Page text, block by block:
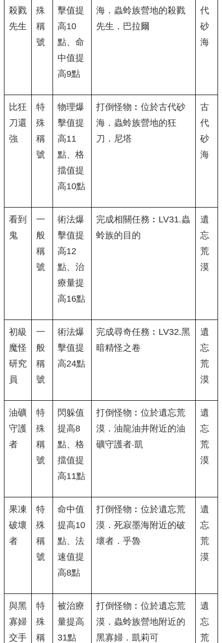
殺戮
先生
殊
稱
號
擊值提
高10
點、命
中值提
高9點
海．蟲蛉族營地的殺戮
先生．巴拉爾
代
砂
海
比狂
刀還
強
特
殊
稱
號
物理爆
擊值提
高11
點、格
擋值提
高10點
打倒怪物︰位於古代砂
海．蟲蛉族營地的狂
刀．尼塔
古
代
砂
海
看到
鬼
一
般
稱
號
術法爆
擊值提
高12
點、治
療量提
高16點
完成相關任務︰LV31.蟲
蛉族的目的
遺
忘
荒
漠
初級
魔怪
研究
員
一
般
稱
號
術法爆
擊值提
高24點
完成尋奇任務︰LV32.黑
暗精怪之卷
遺
忘
荒
漠
油礦
守護
者
特
殊
稱
號
閃躲值
提高8
點、格
擋值提
高11點
打倒怪物︰位於遺忘荒
漠．油龍油井附近的油
礦守護者‧凱
遺
忘
荒
漠
果凍
破壞
者
特
殊
稱
號
命中值
提高10
點、法
速值提
高8點
打倒怪物︰位於遺忘荒
漠．死寂墨海附近的破
壞者．乎魯
遺
忘
荒
漠
與黑
寡婦
交手
特
殊
稱
被治療
量提高
31點
打倒怪物︰位於遺忘荒
漠．蟲蛉族營地附近的
黑寡婦．凱莉可
遺
忘
荒